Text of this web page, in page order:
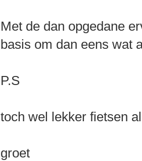
Met de dan opgedane
basis om dan eens wat
P.S
toch wel lekker fietsen
groet